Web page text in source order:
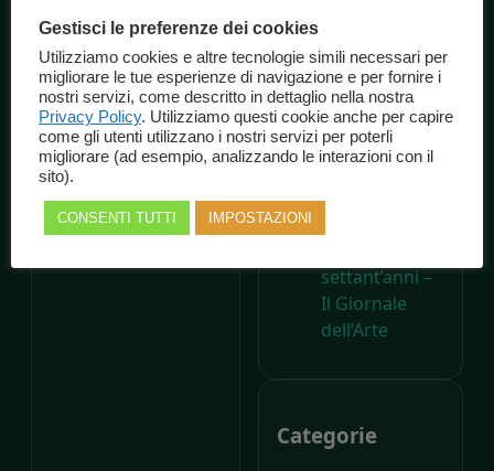
Marche
Spettacolo
A 200 anni
dalla nascita di
Il Parco di
settant’anni –
Il Giornale
dell’Arte
Categorie
Gestisci le preferenze dei cookies
Utilizziamo cookies e altre tecnologie simili necessari per
migliorare le tue esperienze di navigazione e per fornire i
nostri servizi, come descritto in dettaglio nella nostra
Privacy Policy. Utilizziamo questi cookie anche per capire
come gli utenti utilizzano i nostri servizi per poterli
migliorare (ad esempio, analizzando le interazioni con il
sito).
CONSENTI TUTTI IMPOSTAZIONI